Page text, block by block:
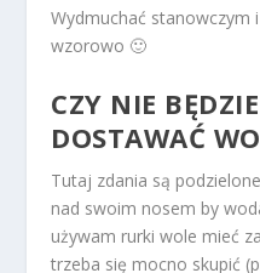
Wydmuchać stanowczym
wzorowo 🙂
CZY NIE
DOSTAWAĆ
Tutaj zdania są
nad swoim nosem by
używam rurki wole mieć
trzeba się mocno skupić